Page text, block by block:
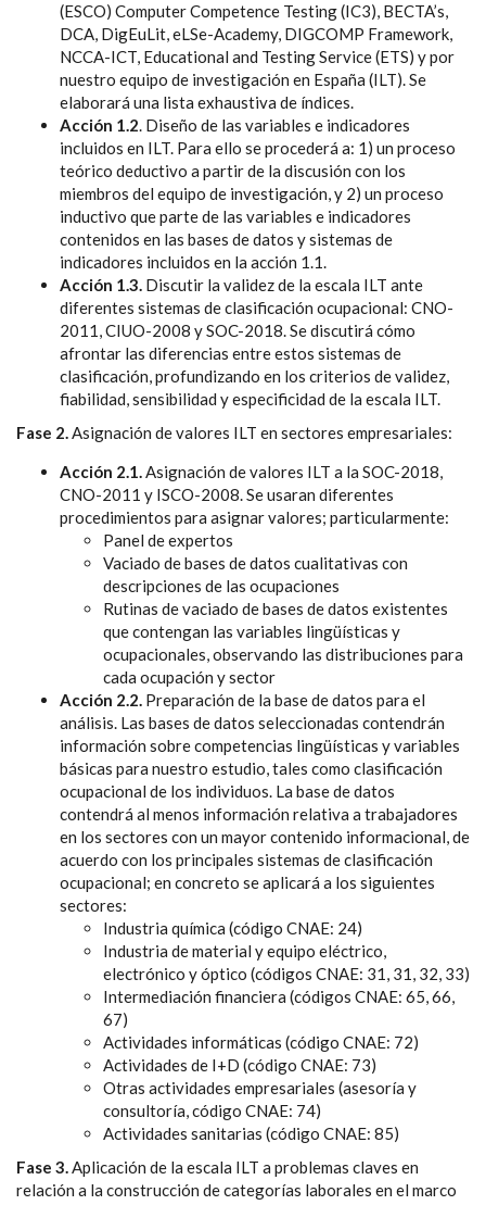
(ESCO) Computer Competence Testing (IC3), BECTA’s,
DCA, DigEuLit, eLSe-Academy, DIGCOMP Framework,
NCCA-ICT, Educational and Testing Service (ETS) y por
nuestro equipo de investigación en España (ILT). Se
elaborará una lista exhaustiva de índices.
Acción 1.2. Diseño de las variables e indicadores
incluidos en ILT. Para ello se procederá a: 1) un proceso
teórico deductivo a partir de la discusión con los
miembros del equipo de investigación, y 2) un proceso
inductivo que parte de las variables e indicadores
contenidos en las bases de datos y sistemas de
indicadores incluidos en la acción 1.1.
Acción 1.3. Discutir la validez de la escala ILT ante
diferentes sistemas de clasificación ocupacional: CNO-
2011, CIUO-2008 y SOC-2018. Se discutirá cómo
afrontar las diferencias entre estos sistemas de
clasificación, profundizando en los criterios de validez,
fiabilidad, sensibilidad y especificidad de la escala ILT.
Fase 2.Asignación de valores ILT en sectores empresariales:
Acción 2.1.Asignación de valores ILT a la SOC-2018,
CNO-2011 y ISCO-2008. Se usaran diferentes
procedimientos para asignar valores; particularmente:
Panel de expertos
Vaciado de bases de datos cualitativas con
descripciones de las ocupaciones
Rutinas de vaciado de bases de datos existentes
que contengan las variables lingüísticas y
ocupacionales, observando las distribuciones para
cada ocupación y sector
Acción 2.2. Preparación de la base de datos para el
análisis. Las bases de datos seleccionadas contendrán
información sobre competencias lingüísticas y variables
básicas para nuestro estudio, tales como clasificación
ocupacional de los individuos. La base de datos
contendrá al menos información relativa a trabajadores
en los sectores con un mayor contenido informacional, de
acuerdo con los principales sistemas de clasificación
ocupacional; en concreto se aplicará a los siguientes
sectores:
Industria química (código CNAE: 24)
Industria de material y equipo eléctrico,
electrónico y óptico (códigos CNAE: 31, 31, 32, 33)
Intermediación financiera (códigos CNAE: 65, 66,
67)
Actividades informáticas (código CNAE: 72)
Actividades de I+D (código CNAE: 73)
Otras actividades empresariales (asesoría y
consultoría, código CNAE: 74)
Actividades sanitarias (código CNAE: 85)
Fase 3.Aplicación de la escala ILT a problemas claves en
relación a la construcción de categorías laborales en el marco